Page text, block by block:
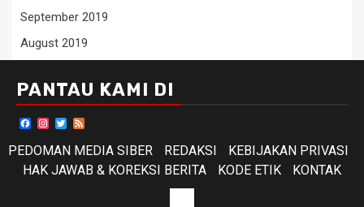
September 2019
August 2019
PANTAU KAMI DI
Facebook
Instagram
Twitter
PEDOMAN MEDIA SIBER
REDAKSI
KEBIJAKAN PRIVASI
HAK JAWAB & KOREKSI BERITA
KODE ETIK KONTAK